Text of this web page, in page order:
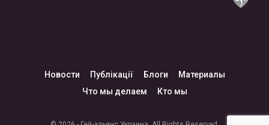
Новости Публікації Блоги
Материалы
Что мы делаем
Кто мы